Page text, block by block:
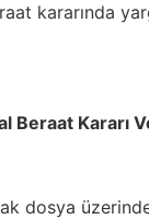
kararında
Beraat Kararı
dosya